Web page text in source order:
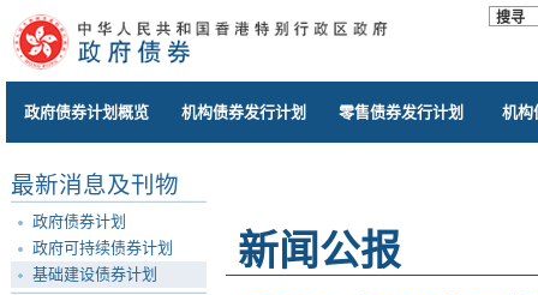
政府债券计划概览 机构债券发行计划 零售债券发行计划 机构
最新消息及刊物
政府债券计划
政府可持续债券计划
基础建设债券计划
新闻公报